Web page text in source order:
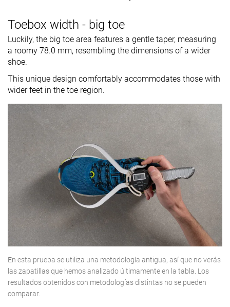
Toebox width - big toe
Luckily, the big toe area features a gentle taper, measuring
a roomy 78.0 mm, resembling the dimensions of a wider
shoe.
This unique design comfortably accommodates those with
wider feet in the toe region.
En esta prueba se utiliza una metodología antigua, así que no verás
las zapatillas que hemos analizado últimamente en la tabla. Los
resultados obtenidos con metodologías distintas no se pueden
comparar.